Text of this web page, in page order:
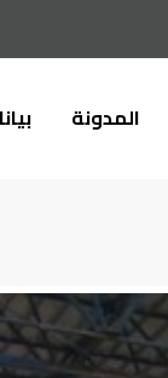
المدونة